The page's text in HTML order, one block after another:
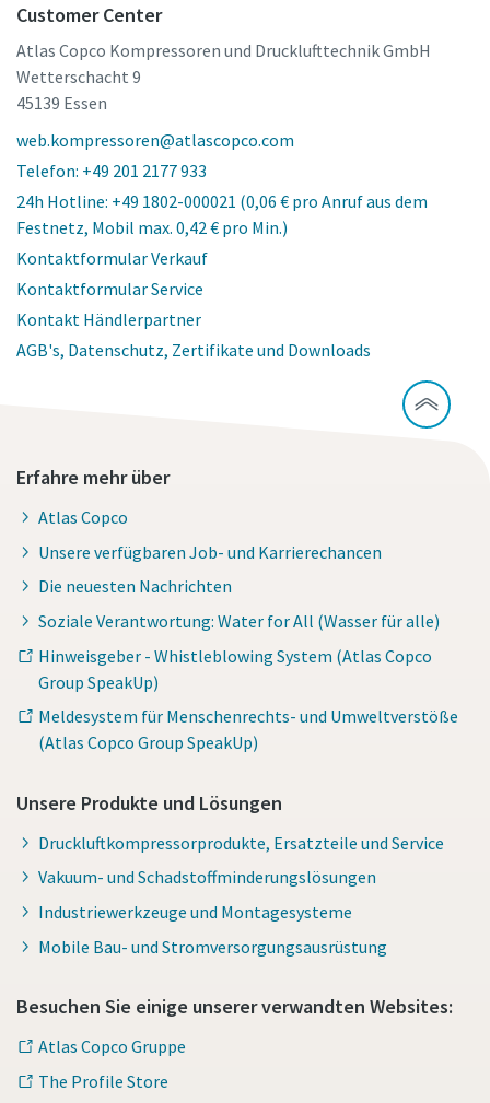
Customer Center
Atlas Copco Kompressoren und Drucklufttechnik GmbH
Wetterschacht 9
45139 Essen
web.kompressoren@atlascopco.com
Telefon: +49 201 2177 933
24h Hotline: +49 1802-000021 (0,06 € pro Anruf aus dem
Festnetz, Mobil max. 0,42 € pro Min.)
Kontaktformular Verkauf
Kontaktformular Service
Kontakt Händlerpartner
AGB's, Datenschutz, Zertifikate und Downloads
Erfahre mehr über
Atlas Copco
Unsere verfügbaren Job- und Karrierechancen
Die neuesten Nachrichten
Soziale Verantwortung: Water for All (Wasser für alle)
Hinweisgeber - Whistleblowing System (Atlas Copco
Group SpeakUp)
Meldesystem für Menschenrechts- und Umweltverstöße
(Atlas Copco Group SpeakUp)
Unsere Produkte und Lösungen
Druckluftkompressorprodukte, Ersatzteile und Service
Vakuum- und Schadstoffminderungslösungen
Industriewerkzeuge und Montagesysteme
Mobile Bau- und Stromversorgungsausrüstung
Besuchen Sie einige unserer verwandten Websites:
Atlas Copco Gruppe
The Profile Store